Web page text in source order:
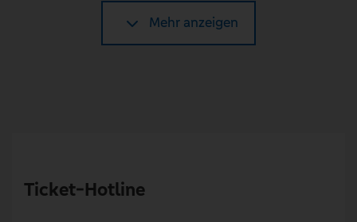
Mehr anzeigen
Ticket-Hotline